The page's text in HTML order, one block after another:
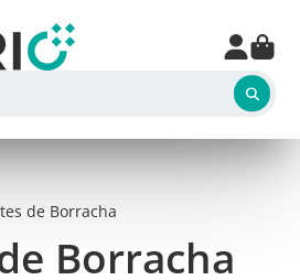
de Borracha
Borracha